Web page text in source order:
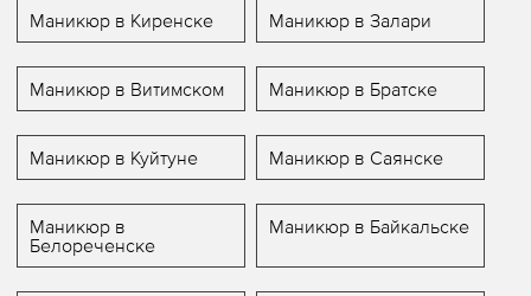
Маникюр в Киренске Маникюр в Залари
Маникюр в Витимском Маникюр в Братске
Маникюр в Куйтуне Маникюр в Саянске
Маникюр в
Белореченске
Маникюр в Байкальске